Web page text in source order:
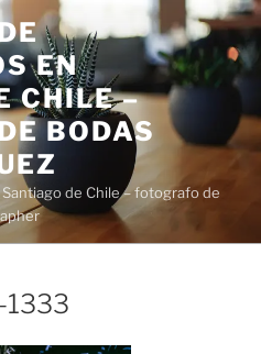
EN
CHILE –
BODAS
de Chile – fotografo de